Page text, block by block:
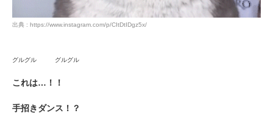
出典 : https://www.instagram.com/p/CItDtIDgz5x/
グルグル グルグル
これは…！！
手招きダンス！？